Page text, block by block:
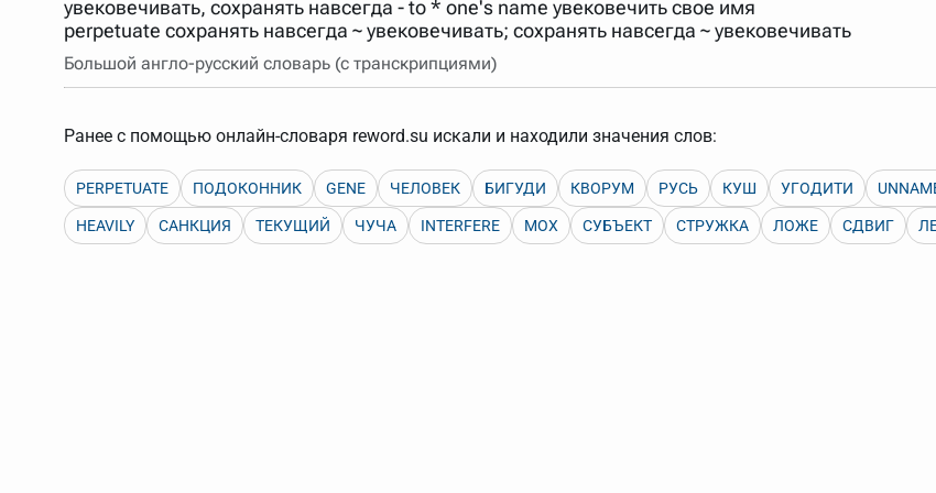
Порядок словарей можно изменять, перетаскивая словарь вверх или вниз за прямоугольник слева от названия
увековечивать, сохранять навсегда - to * one's name увековечить свое имя
perpetuate сохранять навсегда ~ увековечивать; сохранять навсегда ~ увековечивать
Большой англо-русский словарь (с транскрипциями)
Ранее с помощью онлайн-словаря reword.su искали и находили значения слов:
PERPETUATE ПОДОКОННИК GENE ЧЕЛОВЕК БИГУДИ КВОРУМ РУСЬ КУШ УГОДИТИ
HEAVILY САНКЦИЯ ТЕКУЩИЙ ЧУЧА INTERFERE МОХ СУБЪЕКТ СТРУЖКА ЛОЖЕ СДВИГ